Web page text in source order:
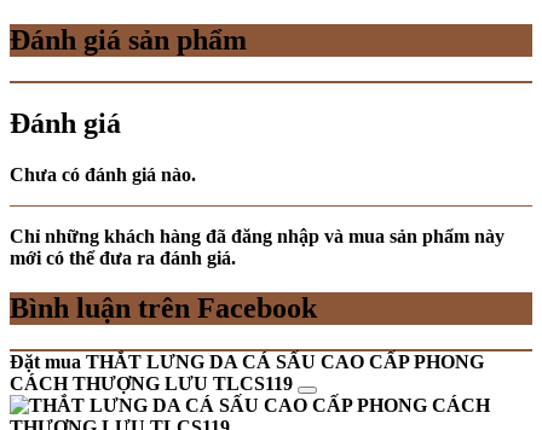
Đánh giá sản phẩm
Đánh giá
Chưa có đánh giá nào.
Chỉ những khách hàng đã đăng nhập và mua sản phẩm này
mới có thể đưa ra đánh giá.
Bình luận trên Facebook
Đặt mua THẮT LƯNG DA CÁ SẤU CAO CẤP PHONG
CÁCH THƯỢNG LƯU TLCS119